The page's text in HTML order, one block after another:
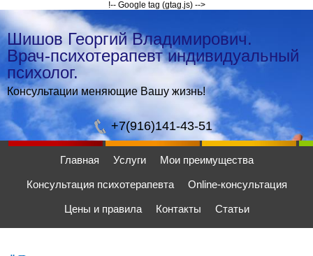
!-- Google tag (gtag.js) -->
Шишов Георгий Владимирович.
Врач-психотерапевт индивидуальный
психолог.
Консультации меняющие Вашу жизнь!
+7(916)141-43-51
Главная Услуги Мои преимущества
Консультация психотерапевта Online-консультация
Цены и правила Контакты Статьи